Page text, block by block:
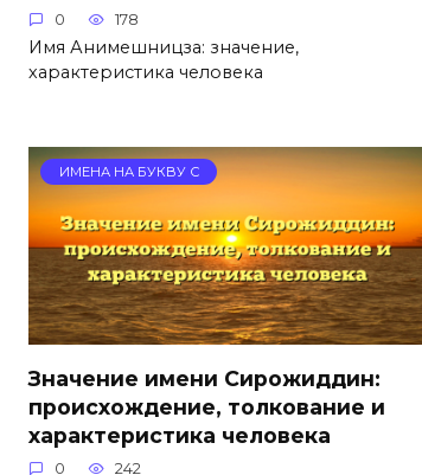
0 178
Имя Анимешницза: значение,
характеристика человека
ИМЕНА НА БУКВУ С
Значение имени Сирожиддин:
происхождение, толкование и
характеристика человека
0 242